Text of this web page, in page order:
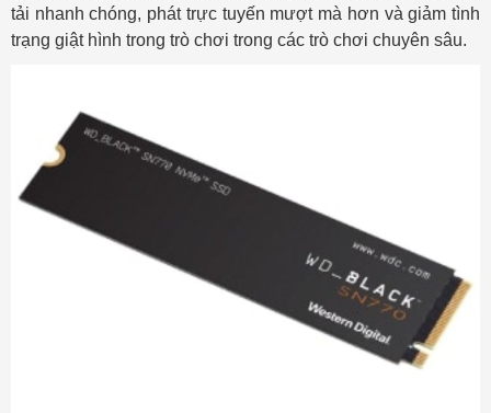
tải nhanh chóng, phát trực tuyến mượt mà hơn và giảm tình
trạng giật hình trong trò chơi trong các trò chơi chuyên sâu.